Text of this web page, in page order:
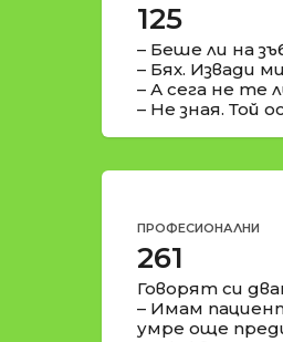
125
– Беше ли на
– Бях. Извади
– А сега не те
– Не зная. Той
ПРОФЕСИОНАЛНИ
261
Говорят си
– Имам
умре още